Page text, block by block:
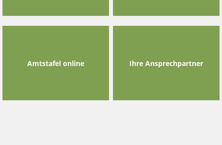
Amtstafel online Ihre Ansprechpartner